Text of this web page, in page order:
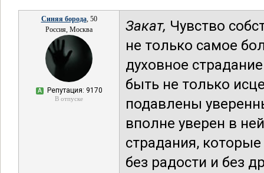
Синяя борода, 50
Россия, Москва
А Репутация: 9170
В отпуске
Закат, Чувство
не только самое
духовное
быть не только
подавлены
вполне уверен в
страдания,
без радости и без